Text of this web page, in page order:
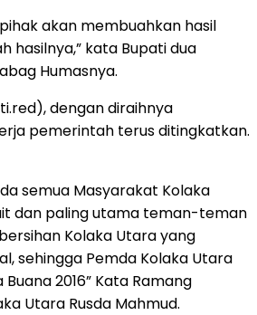
akan membuahkan hasil
hasilnya,” kata Bupati dua
Humasnya.
dengan diraihnya
pemerintah terus ditingkatkan.
semua Masyarakat Kolaka
dan paling utama teman-teman
Kolaka Utara yang
sehingga Pemda Kolaka Utara
2016” Kata Ramang
Utara Rusda Mahmud.